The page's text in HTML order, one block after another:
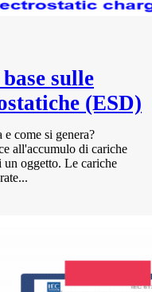
sulle
(ESD)
come si genera?
all'accumulo di cariche
un oggetto. Le cariche